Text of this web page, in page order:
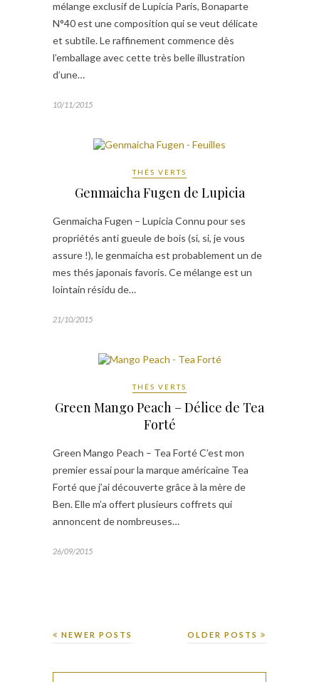
mélange exclusif de Lupicia Paris, Bonaparte
N°40 est une composition qui se veut délicate
et subtile. Le raffinement commence dès
l’emballage avec cette très belle illustration
d’une…
10/11/2015
THÉS VERTS
Genmaicha Fugen de Lupicia
Genmaicha Fugen – Lupicia Connu pour ses
propriétés anti gueule de bois (si, si, je vous
assure !), le genmaicha est probablement un de
mes thés japonais favoris. Ce mélange est un
lointain résidu de…
21/10/2015
THÉS VERTS
Green Mango Peach – Délice de Tea
Forté
Green Mango Peach – Tea Forté C’est mon
premier essai pour la marque américaine Tea
Forté que j’ai découverte grâce à la mère de
Ben. Elle m’a offert plusieurs coffrets qui
annoncent de nombreuses…
26/09/2015
OLDER POSTS
NEWER POSTS